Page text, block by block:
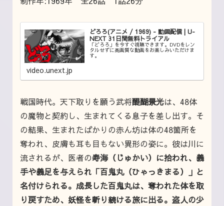
どろろ(アニメ / 1969) - 動画配信 | U-
NEXT 31日間無料トライアル
「どろろ」を今すぐ視聴できます。DVDをレン
タルせずに高画質な動画をお楽しみいただけま
す。
video.unext.jp
戦国時代。天下取りを願う武将醍醐景光は、48体
の魔物と契約し、生まれてくる息子を差し出す。そ
の結果、生まれたばかりの赤ん坊は体の48箇所を
奪われ、皮膚も耳も目もない異形の姿に。彼は川に
流されるが、医者の寿海（じゅかい） に拾われ、義
手や義足を与えられ「百鬼丸（ひゃっきまる）」と
名付けられる。成長した百鬼丸は、奪われた体を取
り戻すため、妖怪を斬り続ける旅に出る。盗人の少